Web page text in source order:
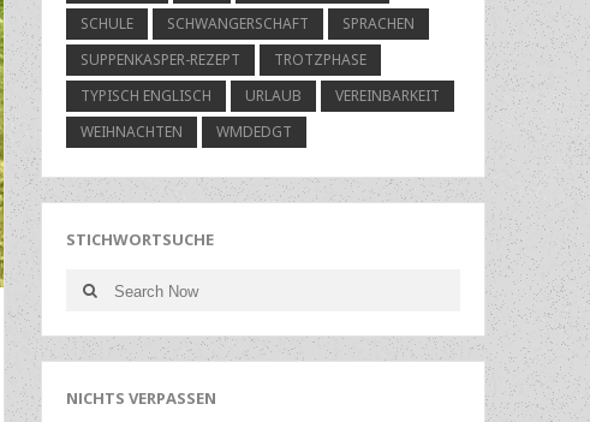
SCHULE
SCHWANGERSCHAFT
SPRACHEN
SUPPENKASPER-REZEPT
TROTZPHASE
TYPISCH ENGLISCH
URLAUB
VEREINBARKEIT
WEIHNACHTEN
WMDEDGT
STICHWORTSUCHE
Search
for:
Search
NICHTS VERPASSEN